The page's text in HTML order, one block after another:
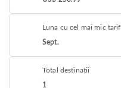
Luna cu cel mai mic tarif
Sept.
Total destinații
1